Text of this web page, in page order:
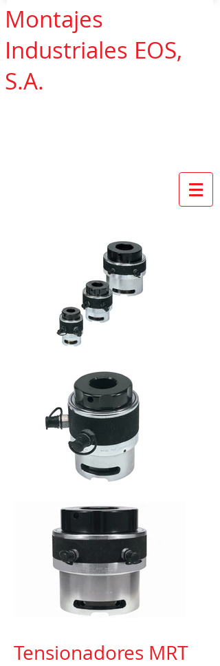
Montajes
Industriales EOS,
S.A.
Tensionadores MRT